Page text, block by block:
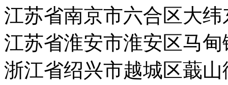
江苏省南京市六合区大纬
江苏省淮安市淮安区马
浙江省绍兴市越城区蕺